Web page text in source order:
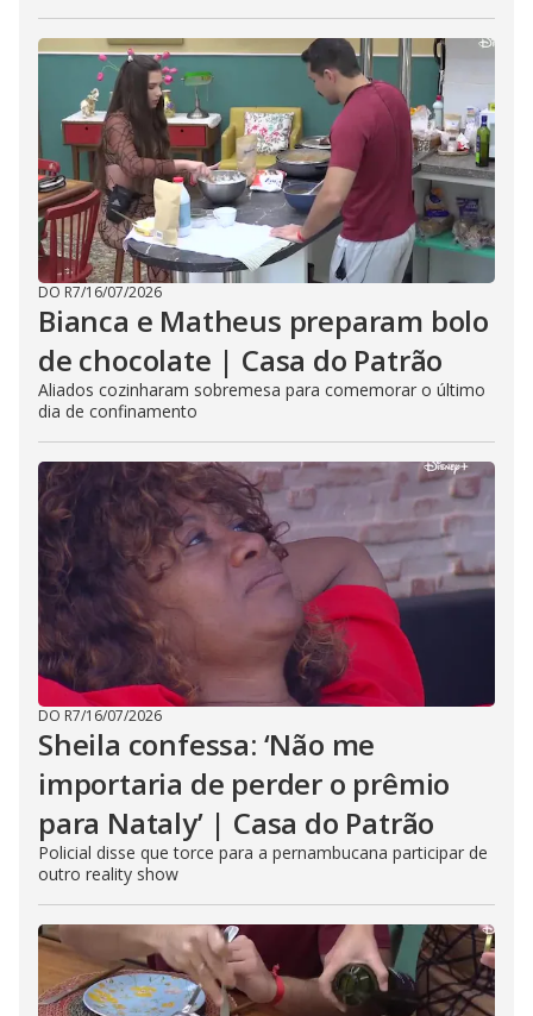
DO R7/16/07/2026
Bianca e Matheus preparam bolo
de chocolate | Casa do Patrão
Aliados cozinharam sobremesa para comemorar o último
dia de confinamento
DO R7/16/07/2026
Sheila confessa: ‘Não me
importaria de perder o prêmio
para Nataly’ | Casa do Patrão
Policial disse que torce para a pernambucana participar de
outro reality show